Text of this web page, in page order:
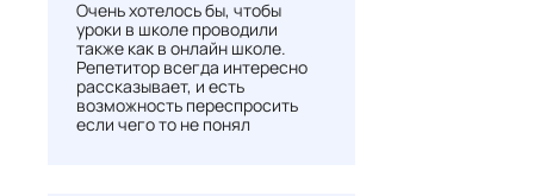
Очень хотелось бы, чтобы
уроки в школе проводили
также как в онлайн школе.
Репетитор всегда интересно
рассказывает, и есть
возможность переспросить
если чего то не понял